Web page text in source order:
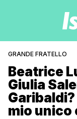
GRANDE FRATELLO
Beatrice
Giulia
mio unico